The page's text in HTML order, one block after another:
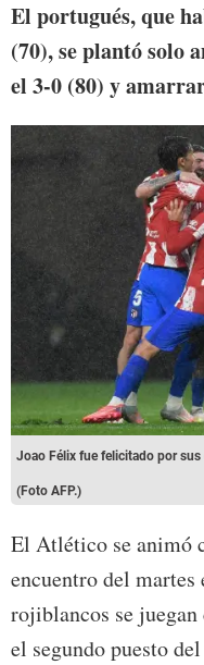
El portugués, que
(70), se plantó solo
el 3-0 (80) y
Joao Félix fue felicitado por
(Foto AFP.)
El Atlético se animó
encuentro del
rojiblancos se
el segundo puesto